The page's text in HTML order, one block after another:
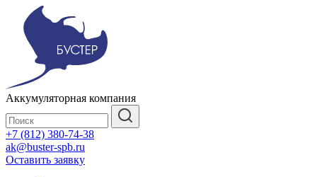
Аккумуляторная компания
+7 (812) 380-74-38
ak@buster-spb.ru
Оставить заявку